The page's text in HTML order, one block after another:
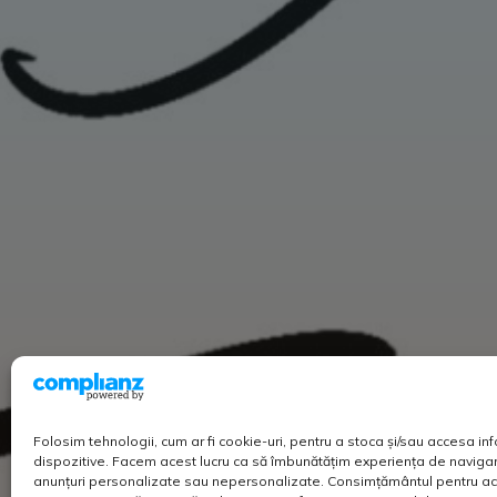
Folosim tehnologii, cum ar fi cookie-uri, pentru a stoca și/sau accesa
dispozitive. Facem acest lucru ca să îmbunătățim experiența de
anunțuri personalizate sau nepersonalizate. Consimțământul pentru